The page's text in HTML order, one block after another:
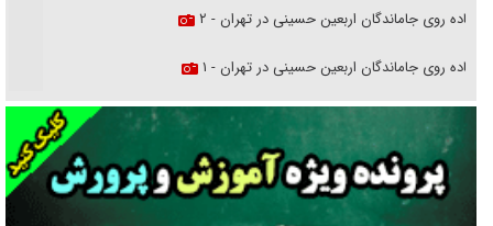
پیاده روی جاماندگان اربعین حسینی در تهران - ۲
پیاده روی جاماندگان اربعین حسینی در تهران - ۱
فریاد‌ها و ناله‌های دوستان مبارزدلم را آتش می‌زد
تغییر رویه دشمن در ترور از شیخ فضل‌الله تا مصباح یزدی
خرید قسطی اولش خنده و آخرش گریه است!